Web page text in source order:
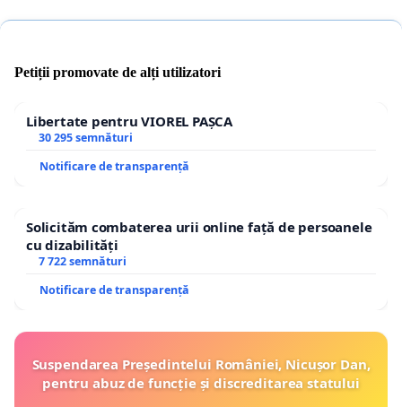
Petiții promovate de alți utilizatori
Libertate pentru VIOREL PAȘCA
30 295 semnături
Notificare de transparență
Solicităm combaterea urii online față de persoanele
cu dizabilități
7 722 semnături
Notificare de transparență
Suspendarea Președintelui României, Nicușor Dan,
pentru abuz de funcție și discreditarea statului